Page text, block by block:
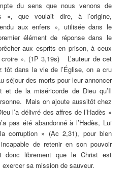
du sens que nous venons de
», que voulait dire, à l’origine,
aux enfers », utilisée dans le
élément de réponse dans le
aux esprits en prison, à ceux
». (1P 3,19s) L’auteur de cet
tôt dans la vie de l’Église, on a cru
séjour des morts pour leur annoncer
et de la miséricorde de Dieu qu’Il
Mais on ajoute aussitôt chez
l’a délivré des affres de l’Hadès »
pas été abandonné à l’Hadès, Lui
corruption » (Ac 2,31), pour bien
de retenir en son pouvoir
donc librement que le Christ est
sa mission de sauveur.